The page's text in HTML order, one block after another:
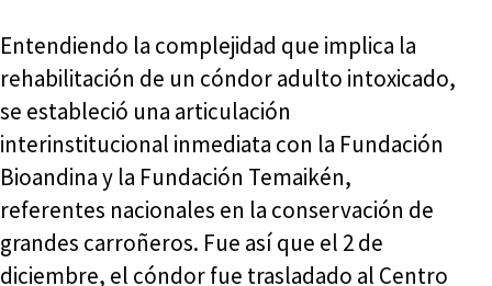
Entendiendo la complejidad que implica la
rehabilitación de un cóndor adulto intoxicado,
se estableció una articulación
interinstitucional inmediata con la Fundación
Bioandina y la Fundación Temaikén,
referentes nacionales en la conservación de
grandes carroñeros. Fue así que el 2 de
diciembre, el cóndor fue trasladado al Centro